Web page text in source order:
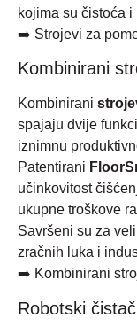
kojima su čistoća
➡️ Strojevi za
Kombinirani
Kombinirani
spajaju dvije
iznimnu
Patentirani
učinkovitost
ukupne troškove
Savršeni su za
zračnih luka i
➡️ Kombinirani
Robotski